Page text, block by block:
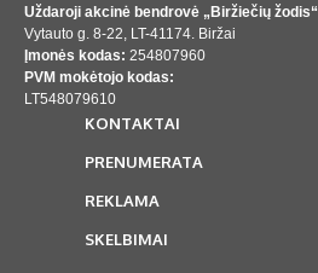
Uždaroji akcinė bendrovė „Biržiečių žodis“
Vytauto g. 8-22, LT-41174. Biržai
Įmonės kodas: 254807960
PVM mokėtojo kodas:
LT548079610
KONTAKTAI
PRENUMERATA
REKLAMA
SKELBIMAI